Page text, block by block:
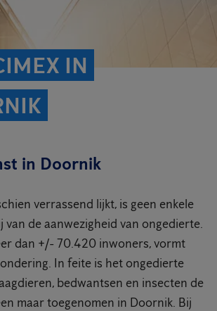
IN
in Doornik
verrassend lijkt, is geen enkele
van de aanwezigheid van ongedierte.
dan +/- 70.420 inwoners, vormt
In feite is het ongedierte
bedwantsen en insecten de
maar toegenomen in Doornik. Bij